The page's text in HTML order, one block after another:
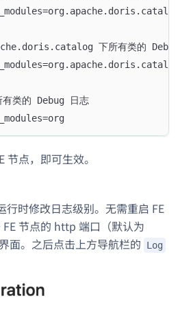
下所有类的
类的 Debug 日志
节点，即可生效。
行时修改日志级别。无需重启 FE
节点的 http 端口（默认为
面。之后点击上方导航栏的
Log